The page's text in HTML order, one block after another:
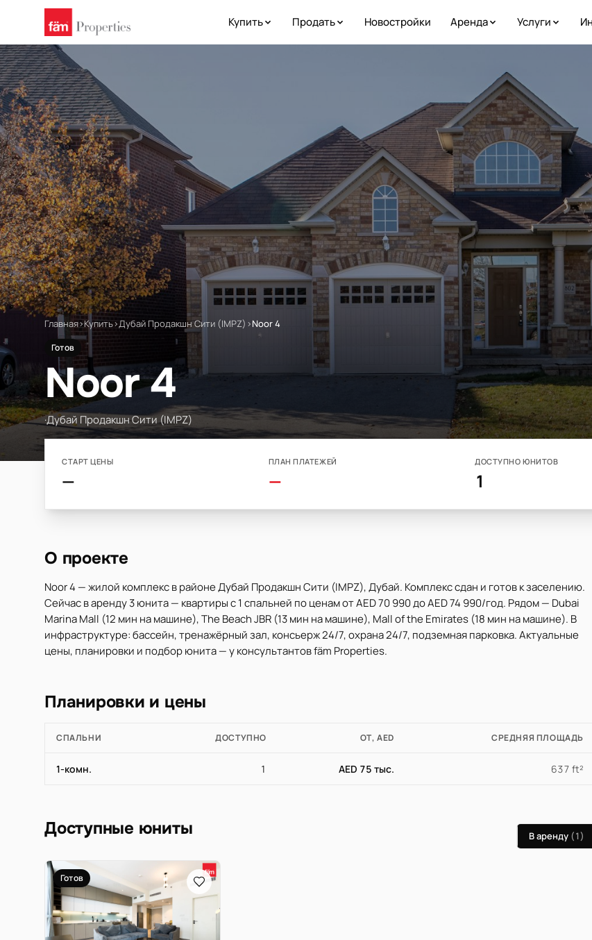
Купить Продать Новостройки Аренда Услуги
Главная›Купить›Дубай Продакшн Сити (IMPZ) ›Noor 4
Готов
Noor 4
·Дубай Продакшн Сити (IMPZ)
СТАРТ ЦЕНЫ
—
ПЛАН ПЛАТЕЖЕЙ
—
ДОСТУПНО ЮНИТОВ
1
О проекте
Noor 4 — жилой комплекс в районе Дубай Продакшн Сити (IMPZ), Дубай. Комплекс сдан и готов к заселению.
Сейчас в аренду 3 юнита — квартиры с 1 спальней по ценам от AED 70 990 до AED 74 990/год. Рядом — Dubai
Marina Mall (12 мин на машине), The Beach JBR (13 мин на машине), Mall of the Emirates (18 мин на машине). В
инфраструктуре: бассейн, тренажёрный зал, консьерж 24/7, охрана 24/7, подземная парковка. Актуальные
цены, планировки и подбор юнита — у консультантов fäm Properties.
Планировки и цены
СПАЛЬНИ ДОСТУПНО ОТ, AED СРЕДНЯЯ ПЛОЩАДЬ
1-комн. 1 AED 75 тыс. 637 ft²
Доступные юниты В аренду (1)
Готов